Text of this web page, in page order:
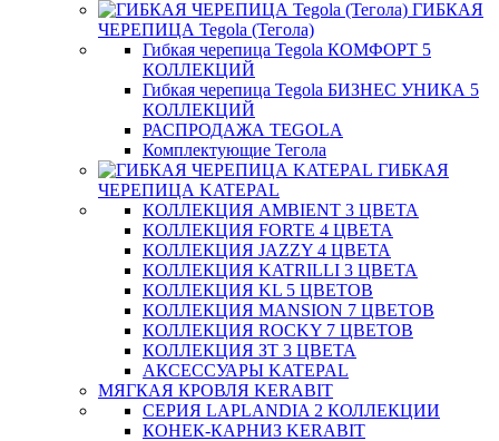
ГИБКАЯ
ЧЕРЕПИЦА Tegola (Тегола)
Гибкая черепица Tegola КОМФОРТ 5
КОЛЛЕКЦИЙ
Гибкая черепица Tegola БИЗНЕС УНИКА 5
КОЛЛЕКЦИЙ
РАСПРОДАЖА TEGOLA
Комплектующие Тегола
ГИБКАЯ
ЧЕРЕПИЦА KATEPAL
КОЛЛЕКЦИЯ AMBIENT 3 ЦВЕТА
КОЛЛЕКЦИЯ FORTE 4 ЦВЕТА
КОЛЛЕКЦИЯ JAZZY 4 ЦВЕТА
КОЛЛЕКЦИЯ KATRILLI 3 ЦВЕТА
КОЛЛЕКЦИЯ KL 5 ЦВЕТОВ
КОЛЛЕКЦИЯ MANSION 7 ЦВЕТОВ
КОЛЛЕКЦИЯ ROCKY 7 ЦВЕТОВ
КОЛЛЕКЦИЯ ЗТ 3 ЦВЕТА
АКСЕССУАРЫ KATEPAL
МЯГКАЯ КРОВЛЯ KERABIT
СЕРИЯ LAPLANDIA 2 КОЛЛЕКЦИИ
КОНЕК-КАРНИЗ KERABIT